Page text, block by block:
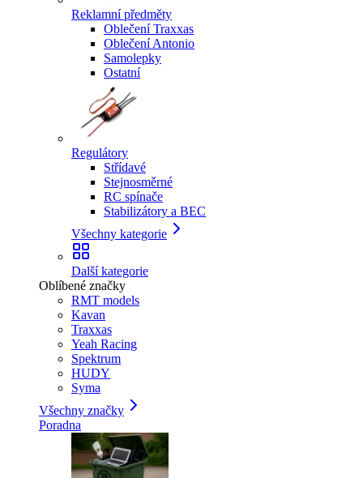
Reklamní předměty
Oblečení Traxxas
Oblečení Antonio
Samolepky
Ostatní
Regulátory
Střídavé
Stejnosměrné
RC spínače
Stabilizátory a BEC
Všechny kategorie
Další kategorie
Oblíbené značky
RMT models
Kavan
Traxxas
Yeah Racing
Spektrum
HUDY
Syma
Všechny značky
Poradna